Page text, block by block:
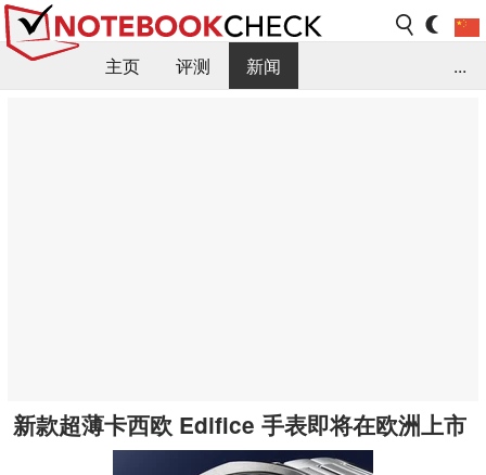
主页 评测
新闻
...
新款超薄卡西欧 Edifice 手表即将在欧洲上市